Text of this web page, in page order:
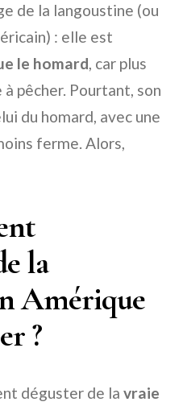
de la langoustine (ou
: elle est
le homard, car plus
pêcher. Pourtant, son
du homard, avec une
ferme. Alors,
la
Amérique
?
déguster de la vraie